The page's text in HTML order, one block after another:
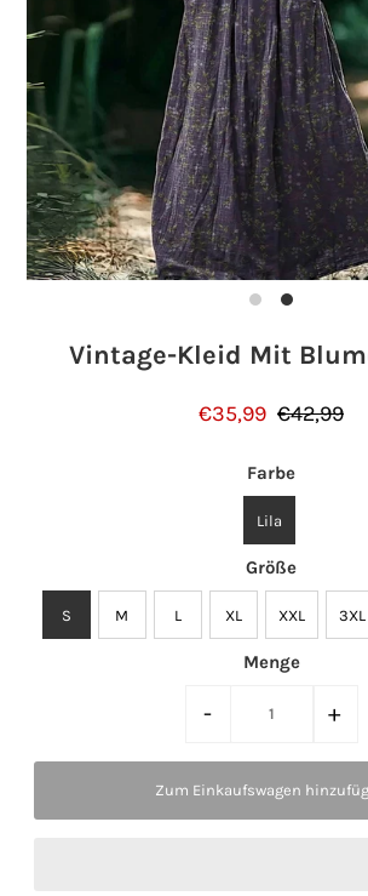
Vintage-Kleid Mit
€35,99 €42,99
Farbe
Lila
Größe
S M L XL XXL 3XL
Menge
- +
Einloggen oder Konto erstellen